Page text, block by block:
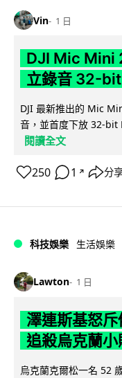
Vin 1 日
DJI Mic Mini
立錄音 32-
DJI 最新推出的 Mic
音，並首度下放 32-bit
閱讀全文
250 1 ↗ 分
科技娛樂 生活娛樂
Lawton 1 日
澤連斯基怒
追殺烏克蘭
烏克蘭克爾松一名 52